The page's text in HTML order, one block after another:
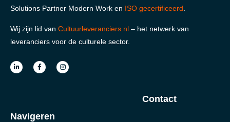
Solutions Partner Modern Work en ISO gecertificeerd
Wij zijn lid van Cultuurleveranciers.nl – het netwerk van
leveranciers voor de culturele sector.
Navigeren
Contact